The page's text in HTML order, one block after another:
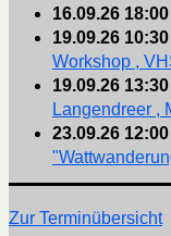
16.09.26 18:00
19.09.26 10:30
Workshop ,
19.09.26 13:30
Langendreer ,
23.09.26 12:00
Zur Terminübersicht